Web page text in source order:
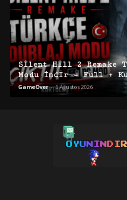
Silent Hill 2 Remake
Modu İndir – Full +
GameOver - 6 Ağustos 2026